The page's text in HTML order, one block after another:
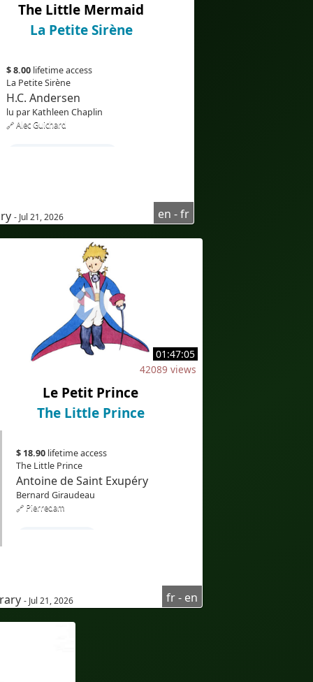
The Little Mermaid
La Petite Sirène
$ 8.00 lifetime access
La Petite Sirène
H.C. Andersen
lu par Kathleen Chaplin
🔗 Alec Guichard
#compréhensionoraled'anglais
#AudioinEnglish
#Audioenanglais
#subtitlesinFrench
#sous-titresenfrançais
#bilingualcaptions
#Translation
#AI
#Bilingue
#sous-titresbilingues
#Traduction
#IA
#eLearning
- Jul 21, 2026 en - fr
01:47:05
42089 views
Le Petit Prince
The Little Prince
$ 18.90 lifetime access
The Little Prince
Antoine de Saint Exupéry
Bernard Giraudeau
🔗 Pierredam
#Frenchlisteningcomprehension
#Audioenfrançais
- Jul 21, 2026 fr - en